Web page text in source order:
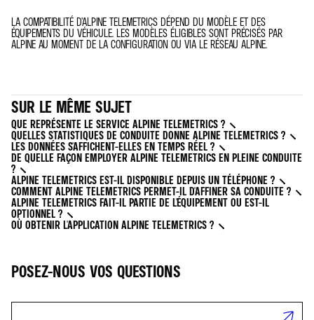
LA COMPATIBILITÉ D’ALPINE TELEMETRICS DÉPEND DU MODÈLE ET DES
ÉQUIPEMENTS DU VÉHICULE. LES MODÈLES ÉLIGIBLES SONT PRÉCISÉS PAR
ALPINE AU MOMENT DE LA CONFIGURATION OU VIA LE RÉSEAU ALPINE.
SUR LE MÊME SUJET
QUE REPRÉSENTE LE SERVICE ALPINE TELEMETRICS ?
QUELLES STATISTIQUES DE CONDUITE DONNE ALPINE TELEMETRICS ?
LES DONNÉES S'AFFICHENT-ELLES EN TEMPS RÉEL ?
DE QUELLE FAÇON EMPLOYER ALPINE TELEMETRICS EN PLEINE CONDUITE
?
ALPINE TELEMETRICS EST-IL DISPONIBLE DEPUIS UN TÉLÉPHONE ?
COMMENT ALPINE TELEMETRICS PERMET-IL D'AFFINER SA CONDUITE ?
ALPINE TELEMETRICS FAIT-IL PARTIE DE L'ÉQUIPEMENT OU EST-IL
OPTIONNEL ?
OÙ OBTENIR L'APPLICATION ALPINE TELEMETRICS ?
POSEZ-NOUS VOS QUESTIONS